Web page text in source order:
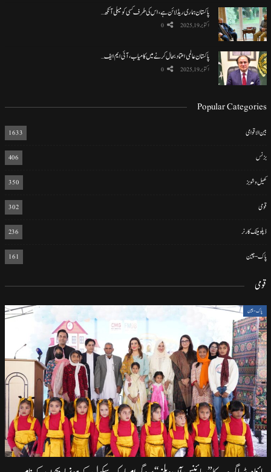
پاکستان ہماری ریڈ لائن ہے، اس کی طرف کسی کو میلی آنکھ…
اکتوبر 19, 2025 0
پاکستان عالمی اعتماد بحال کرنے میں کامیاب، آئی ایم ایف…
اکتوبر 19, 2025 0
Popular Categories
بین الاقوامی 1633
بزنس 406
کھیل و شوبز 350
قومی 302
ڈپلومیٹک کارنر 236
پاک-چین 161
قومی
پاک-چین